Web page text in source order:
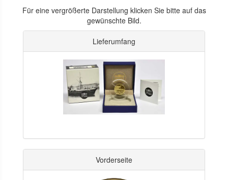
Für eine vergrößerte Darstellung klicken Sie bitte auf das
gewünschte Bild.
Lieferumfang
Vorderseite